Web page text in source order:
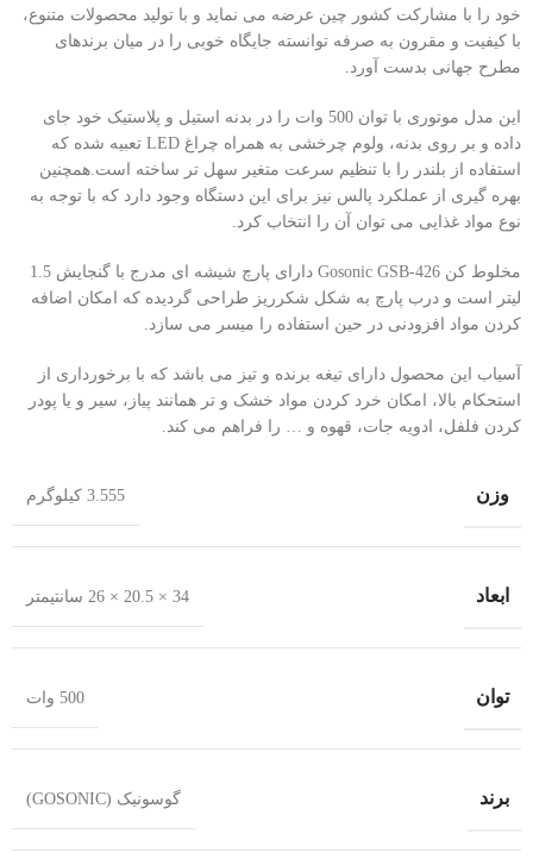
خود را با مشارکت کشور چین عرضه می نماید و با تولید محصولات متنوع،
با کیفیت و مقرون به صرفه توانسته جایگاه خوبی را در میان برندهای
مطرح جهانی بدست آورد.
این مدل موتوری با توان 500 وات را در بدنه استیل و پلاستیک خود جای
داده و بر روی بدنه، ولوم چرخشی به همراه چراغ LED تعبیه شده که
استفاده از بلندر را با تنظیم سرعت متغیر سهل تر ساخته است.همچنین
بهره گیری از عملکرد پالس نیز برای این دستگاه وجود دارد که با توجه به
نوع مواد غذایی می توان آن را انتخاب کرد.
مخلوط کن Gosonic GSB-426 دارای پارچ شیشه ای مدرج با گنجایش 1.5
لیتر است و درب پارچ به شکل شکرریز طراحی گردیده که امکان اضافه
کردن مواد افزودنی در حین استفاده را میسر می سازد.
آسیاب این محصول دارای تیغه برنده و تیز می باشد که با برخورداری از
استحکام بالا، امکان خرد کردن مواد خشک و تر همانند پیاز، سیر و یا پودر
کردن فلفل، ادویه جات، قهوه و … را فراهم می کند.
وزن 3.555 کیلوگرم
ابعاد 34 × 20.5 × 26 سانتیمتر
توان 500 وات
برند گوسونیک (GOSONIC)